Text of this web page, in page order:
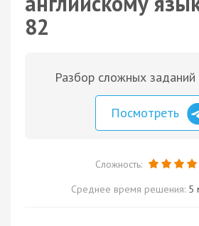
82
Разбор сложных заданий
Посмотреть
Сложность:
Среднее время решения: 5